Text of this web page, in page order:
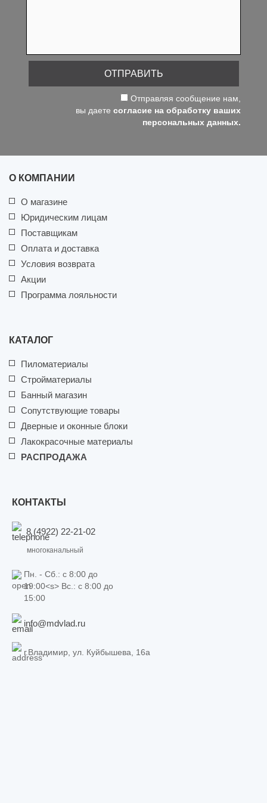
Отправляя сообщение нам,
вы даете согласие на обработку ваших
персональных данных.
ОТПРАВИТЬ
О КОМПАНИИ
О магазине
Юридическим лицам
Поставщикам
Оплата и доставка
Условия возврата
Акции
Программа лояльности
КАТАЛОГ
Пиломатериалы
Стройматериалы
Банный магазин
Сопутствующие товары
Дверные и оконные блоки
Лакокрасочные материалы
РАСПРОДАЖА
КОНТАКТЫ
8 (4922) 22-21-02
многоканальный
Пн. - Сб.: c 8:00 до
19:00<s> Вс.: c 8:00 до
15:00
info@mdvlad.ru
г.Владимир, ул. Куйбышева, 16а